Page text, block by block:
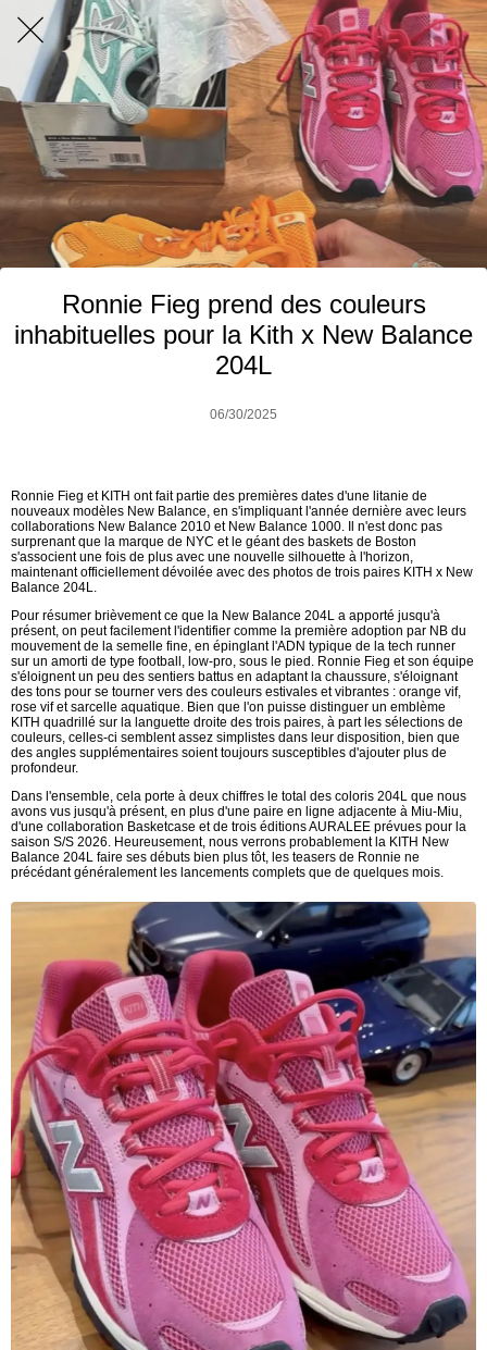
Ronnie Fieg prend des couleurs
inhabituelles pour la Kith x New Balance
204L
06/30/2025
Ronnie Fieg et KITH ont fait partie des premières dates d'une litanie de
nouveaux modèles New Balance, en s'impliquant l'année dernière avec leurs
collaborations New Balance 2010 et New Balance 1000. Il n'est donc pas
surprenant que la marque de NYC et le géant des baskets de Boston
s'associent une fois de plus avec une nouvelle silhouette à l'horizon,
maintenant officiellement dévoilée avec des photos de trois paires KITH x New
Balance 204L.
Pour résumer brièvement ce que la New Balance 204L a apporté jusqu'à
présent, on peut facilement l'identifier comme la première adoption par NB du
mouvement de la semelle fine, en épinglant l'ADN typique de la tech runner
sur un amorti de type football, low-pro, sous le pied. Ronnie Fieg et son équipe
s'éloignent un peu des sentiers battus en adaptant la chaussure, s'éloignant
des tons pour se tourner vers des couleurs estivales et vibrantes : orange vif,
rose vif et sarcelle aquatique. Bien que l'on puisse distinguer un emblème
KITH quadrillé sur la languette droite des trois paires, à part les sélections de
couleurs, celles-ci semblent assez simplistes dans leur disposition, bien que
des angles supplémentaires soient toujours susceptibles d'ajouter plus de
profondeur.
Dans l'ensemble, cela porte à deux chiffres le total des coloris 204L que nous
avons vus jusqu'à présent, en plus d'une paire en ligne adjacente à Miu-Miu,
d'une collaboration Basketcase et de trois éditions AURALEE prévues pour la
saison S/S 2026. Heureusement, nous verrons probablement la KITH New
Balance 204L faire ses débuts bien plus tôt, les teasers de Ronnie ne
précédant généralement les lancements complets que de quelques mois.